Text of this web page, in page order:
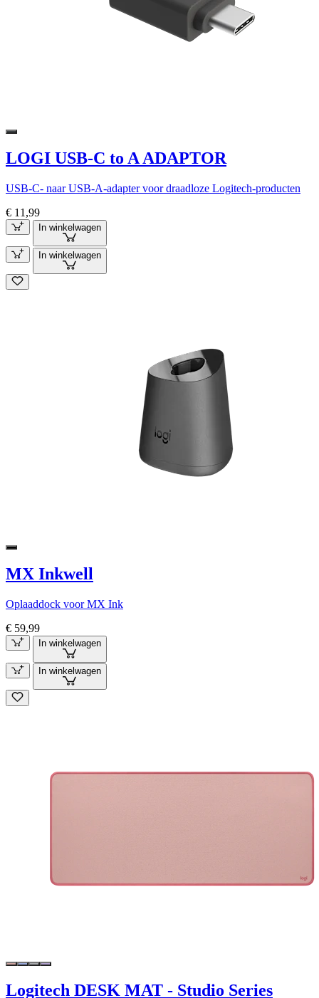
LOGI USB-C to A ADAPTOR
USB-C- naar USB-A-adapter voor draadloze Logitech-producten
€ 11,99
In winkelwagen
In winkelwagen
MX Inkwell
Oplaaddock voor MX Ink
€ 59,99
In winkelwagen
In winkelwagen
Logitech DESK MAT - Studio Series